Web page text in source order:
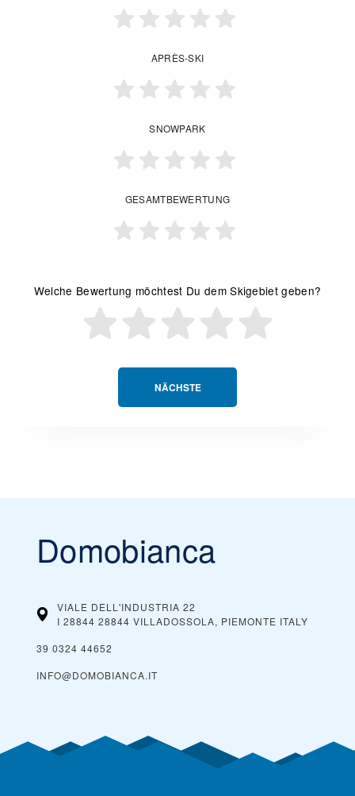
NÄCHSTE
APRÈS-SKI
SNOWPARK
GESAMTBEWERTUNG
Welche Bewertung möchtest Du dem Skigebiet geben?
Domobianca
VIALE DELL'INDUSTRIA 22
I 28844 28844 VILLADOSSOLA, PIEMONTE ITALY
39 0324 44652
INFO@DOMOBIANCA.IT